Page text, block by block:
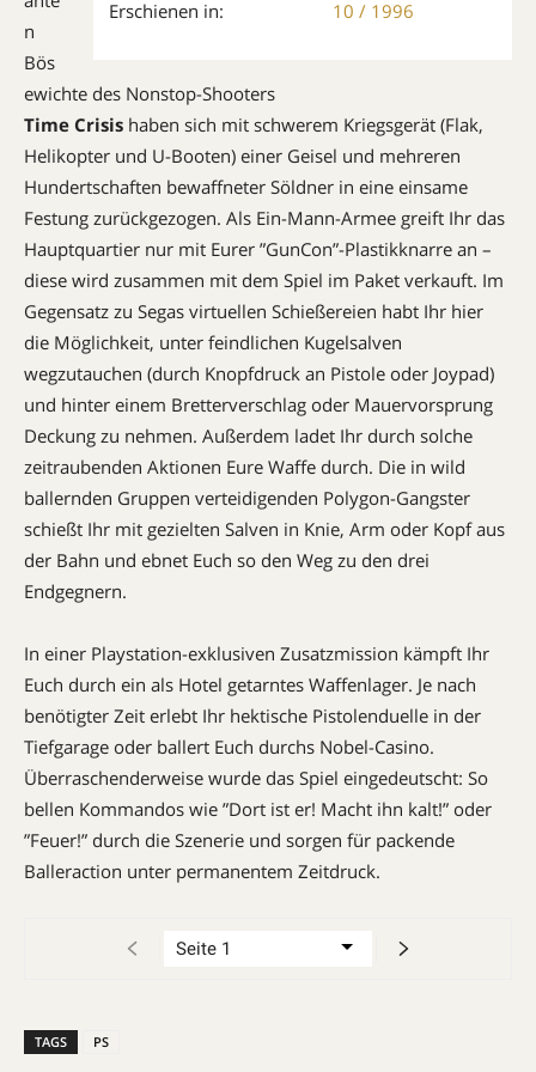
Erschienen in:
10 / 1996
n
Bös
e­wichte des Nonstop-Shooters
Ti­­me Crisis haben sich mit schwerem Kriegsgerät (Flak,
Heli­kopter und U-Booten) einer Geisel und mehreren
Hundertschaften bewaffneter Söldner in eine einsame
Festung zurückgezogen. Als Ein-Mann-Armee greift Ihr das
Haupt­­quartier nur mit Eurer ”Gun­Con”-Plastikknarre an –
diese wird zusammen mit dem Spiel im Paket verkauft. Im
Gegensatz zu Segas virtuellen Schieße­reien habt Ihr hier
die Möglich­keit, unter feindlichen Kugel­salven
wegzutauchen (durch Knopfdruck an Pistole oder Joypad)
und hinter einem Bretter­ver­schlag oder Mauer­vorsprung
Deckung zu nehmen. Außer­dem ladet Ihr durch solche
zeitraubenden Aktionen Eure Waffe durch. Die in wild
ballernden Gruppen verteidigenden Polygon-Gangster
schießt Ihr mit gezielten Salven in Knie, Arm oder Kopf aus
der Bahn und ebnet Euch so den Weg zu den drei
Endgegnern.
In einer Playstation-exklusiven Zu­satzmission kämpft Ihr
Euch durch ein als Hotel getarntes Waffen­lager. Je nach
benötigter Zeit erlebt Ihr hektische Pistolenduelle in der
Tief­garage oder ballert Euch durchs Nobel-Casino.
Überraschenderweise wurde das Spiel eingedeutscht: So
bellen Komman­dos wie ”Dort ist er! Macht ihn kalt!” oder
”Feuer!” durch die Szene­rie und sorgen für packende
Baller­action unter permanentem Zeitdruck.
TAGS PS